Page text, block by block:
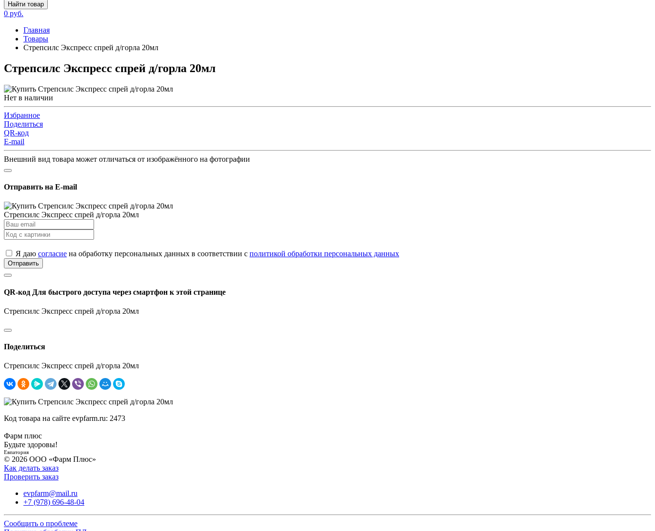
Найти товар
0 руб.
Главная
Товары
Стрепсилс Экспресс спрей д/горла 20мл
Стрепсилс Экспресс спрей д/горла 20мл
Нет в наличии
Избранное
Поделиться
QR-код
E-mail
Внешний вид товара может отличаться от изображённого на фотографии
Отправить на E-mail
Стрепсилс Экспресс спрей д/горла 20мл
Я даю согласие на обработку персональных данных в соответствии с политикой обработки персональных данных
Отправить
QR-код Для быстрого доступа через смартфон к этой странице
Стрепсилс Экспресс спрей д/горла 20мл
Поделиться
Стрепсилс Экспресс спрей д/горла 20мл
Код товара на сайте evpfarm.ru: 2473
Фарм плюс
Будьте здоровы!
Евпатория
© 2026 ООО «Фарм Плюс»
Как делать заказ
Проверить заказ
evpfarm@mail.ru
+7 (978) 696-48-04
Сообщить о проблеме